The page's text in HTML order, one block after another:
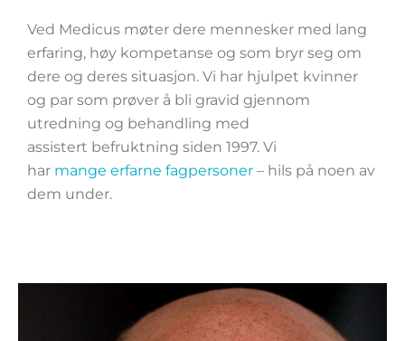
Ved Medicus møter dere mennesker med lang
erfaring, høy kompetanse og som bryr seg om
dere og deres situasjon. Vi har hjulpet kvinner
og par som prøver å bli gravid gjennom
utredning og behandling med
assistert befruktning siden 1997. Vi
har mange erfarne fagpersoner – hils på noen av
dem under.